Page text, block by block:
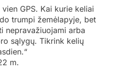
vien GPS. Kai kurie keliai
trumpi žemėlapyje, bet
nepravažiuojami arba
sąlygų. Tikrink kelių
m.